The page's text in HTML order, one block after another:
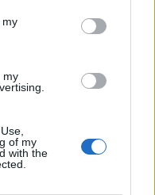
my
my
of my
with the
napon belüli